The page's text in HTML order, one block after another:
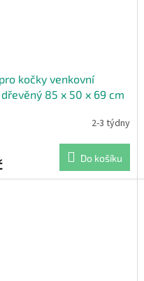
kočky venkovní
85 x 50 x 69 cm
2-3 týdny
Do košíku